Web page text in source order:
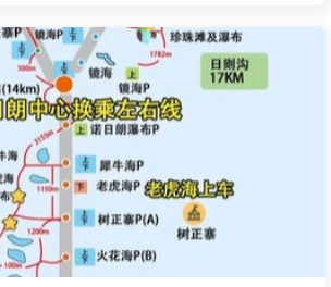
址栏输入 edge://flags 进入浏览器设
：Local Net...